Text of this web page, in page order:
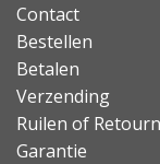
Contact
Bestellen
Betalen
Verzending
Ruilen of
Garantie